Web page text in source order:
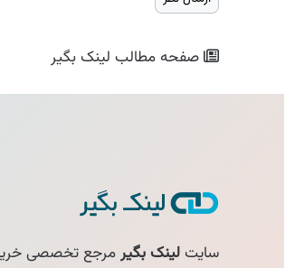
صفحه مطالبلینک بگیر
سایتلینک بگیرمرجع تخصصی خرید